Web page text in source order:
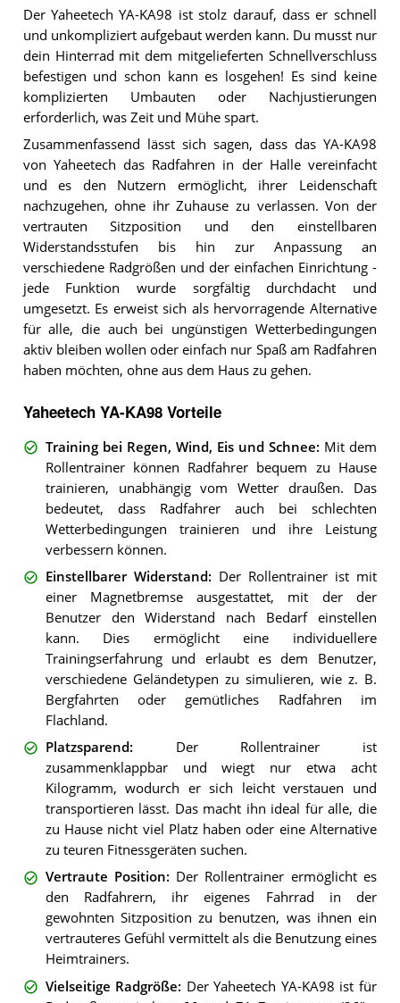
Der Yaheetech YA-KA98 ist stolz darauf, dass er schnell
und unkompliziert aufgebaut werden kann. Du musst nur
dein Hinterrad mit dem mitgelieferten Schnellverschluss
befestigen und schon kann es losgehen! Es sind keine
komplizierten Umbauten oder Nachjustierungen
erforderlich, was Zeit und Mühe spart.
Zusammenfassend lässt sich sagen, dass das YA-KA98
von Yaheetech das Radfahren in der Halle vereinfacht
und es den Nutzern ermöglicht, ihrer Leidenschaft
nachzugehen, ohne ihr Zuhause zu verlassen. Von der
vertrauten Sitzposition und den einstellbaren
Widerstandsstufen bis hin zur Anpassung an
verschiedene Radgrößen und der einfachen Einrichtung -
jede Funktion wurde sorgfältig durchdacht und
umgesetzt. Es erweist sich als hervorragende Alternative
für alle, die auch bei ungünstigen Wetterbedingungen
aktiv bleiben wollen oder einfach nur Spaß am Radfahren
haben möchten, ohne aus dem Haus zu gehen.
Yaheetech YA-KA98 Vorteile
Training bei Regen, Wind, Eis und Schnee: Mit dem
Rollentrainer können Radfahrer bequem zu Hause
trainieren, unabhängig vom Wetter draußen. Das
bedeutet, dass Radfahrer auch bei schlechten
Wetterbedingungen trainieren und ihre Leistung
verbessern können.
Einstellbarer Widerstand: Der Rollentrainer ist mit
einer Magnetbremse ausgestattet, mit der der
Benutzer den Widerstand nach Bedarf einstellen
kann. Dies ermöglicht eine individuellere
Trainingserfahrung und erlaubt es dem Benutzer,
verschiedene Geländetypen zu simulieren, wie z. B.
Bergfahrten oder gemütliches Radfahren im
Flachland.
Platzsparend: Der Rollentrainer ist
zusammenklappbar und wiegt nur etwa acht
Kilogramm, wodurch er sich leicht verstauen und
transportieren lässt. Das macht ihn ideal für alle, die
zu Hause nicht viel Platz haben oder eine Alternative
zu teuren Fitnessgeräten suchen.
Vertraute Position: Der Rollentrainer ermöglicht es
den Radfahrern, ihr eigenes Fahrrad in der
gewohnten Sitzposition zu benutzen, was ihnen ein
vertrauteres Gefühl vermittelt als die Benutzung eines
Heimtrainers.
Vielseitige Radgröße: Der Yaheetech YA-KA98 ist für